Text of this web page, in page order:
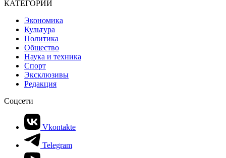
КАТЕГОРИИ
Экономика
Культура
Политика
Общество
Наука и техника
Спорт
Эксклюзивы
Редакция
Соцсети
Vkontakte
Telegram